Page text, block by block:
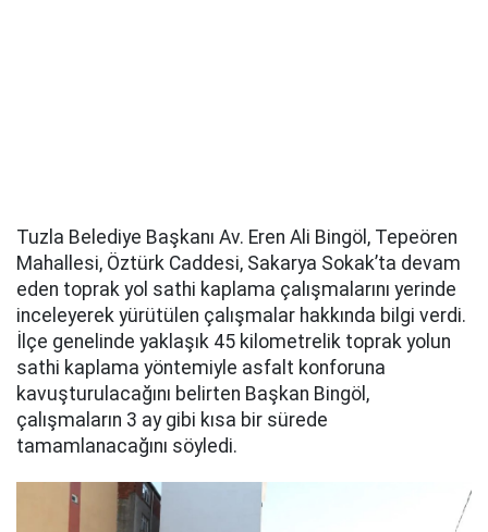
Tuzla Belediye Başkanı Av. Eren Ali Bingöl, Tepeören
Mahallesi, Öztürk Caddesi, Sakarya Sokak’ta devam
eden toprak yol sathi kaplama çalışmalarını yerinde
inceleyerek yürütülen çalışmalar hakkında bilgi verdi.
İlçe genelinde yaklaşık 45 kilometrelik toprak yolun
sathi kaplama yöntemiyle asfalt konforuna
kavuşturulacağını belirten Başkan Bingöl,
çalışmaların 3 ay gibi kısa bir sürede
tamamlanacağını söyledi.